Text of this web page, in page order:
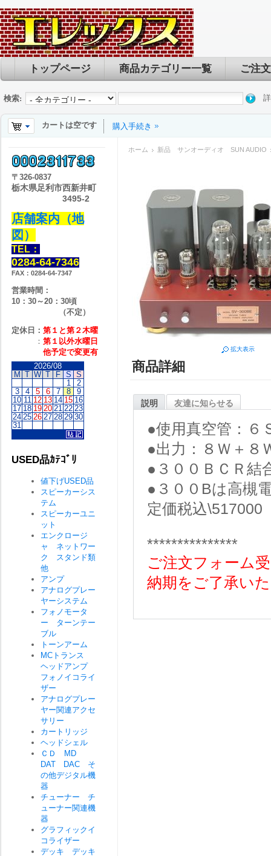
トップページ 商品カテゴリー一覧 ご注
検索:
カートは空です 購入手続き
ホーム 新品 サンオーディオ SUN AUDIO
拡大表示
商品詳細
説明 友達に知らせる
●使用真空管：６
●出力：８Ｗ＋８
●３００ＢＣＲ結
●３００Bは高槻
定価税込\517000
***************
ご注文フォーム
納期をご了承い
〒 326-0837
栃木県足利市西新井町
3495-2
店舗案内（地
図）
TEL：
0284-64-7346
FAX：0284-64-7347
営業時間：
10：30～20：30頃
（不定）
定休日： 第１と第２木曜
： 第１以外水曜日
他予定で変更有
2026/08
M T W T F S S
1
2
3
4 5 6 7 8
9
10 11 12 13 14 15 16
17 18 19 20 21 22 23
24 25 26 27 28 29 30
31
USED品ｶﾃｺﾞﾘ
値下げUSED品
スピーカーシス
テム
スピーカーユニ
ット
エンクロージ
ャ ネットワー
ク スタンド類
他
アンプ
アナログプレー
ヤーシステム
フォノモータ
ー ターンテー
ブル
トーンアーム
MCトランス
ヘッドアンプ
フォノイコライ
ザー
アナログプレー
ヤー関連アクセ
サリー
カートリッジ
ヘッドシェル
ＣＤ MD
DAT DAC そ
の他デジタル機
器
チューナー チ
ューナー関連機
器
グラフィックイ
コライザー
デッキ デッキ